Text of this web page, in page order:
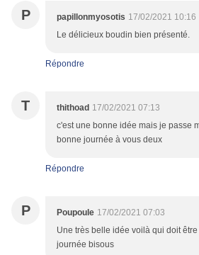
P papillonmyosotis 17/02/2021 10:16
Le délicieux boudin bien présenté.
Répondre
T thithoad 17/02/2021 07:13
c'est une bonne idée mais je passe
bonne journée à vous deux
Répondre
P Poupoule 17/02/2021 07:03
Une très belle idée voilà qui doit
journée bisous